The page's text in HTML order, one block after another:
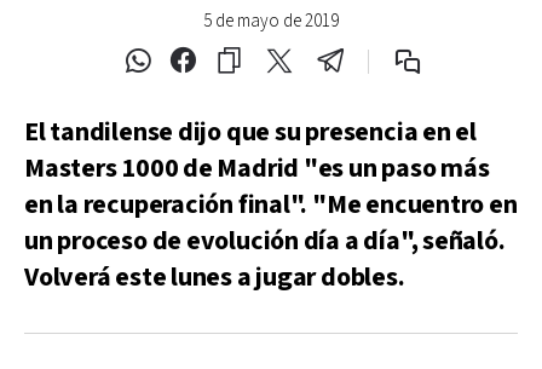
5 de mayo de 2019
El tandilense dijo que su presencia en el
Masters 1000 de Madrid "es un paso más
en la recuperación final". "Me encuentro en
un proceso de evolución día a día", señaló.
Volverá este lunes a jugar dobles.